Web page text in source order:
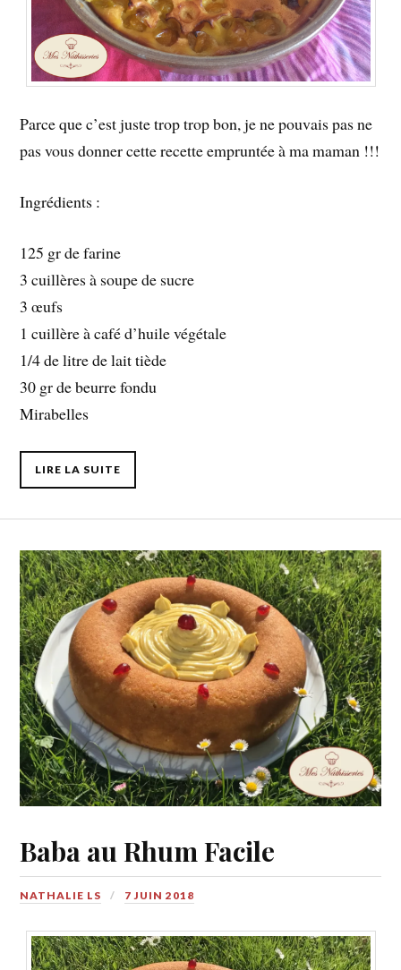
Parce que c’est juste trop trop bon, je ne pouvais pas ne
pas vous donner cette recette empruntée à ma maman !!!
Ingrédients :
125 gr de farine
3 cuillères à soupe de sucre
3 œufs
1 cuillère à café d’huile végétale
1/4 de litre de lait tiède
30 gr de beurre fondu
Mirabelles
LIRE LA SUITE
Baba au Rhum Facile
NATHALIE LS 7 JUIN 2018